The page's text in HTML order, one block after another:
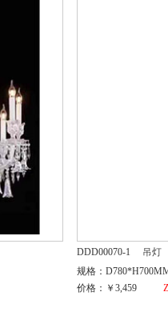
DDD00070-1
吊灯
规格：
价格：￥3,459